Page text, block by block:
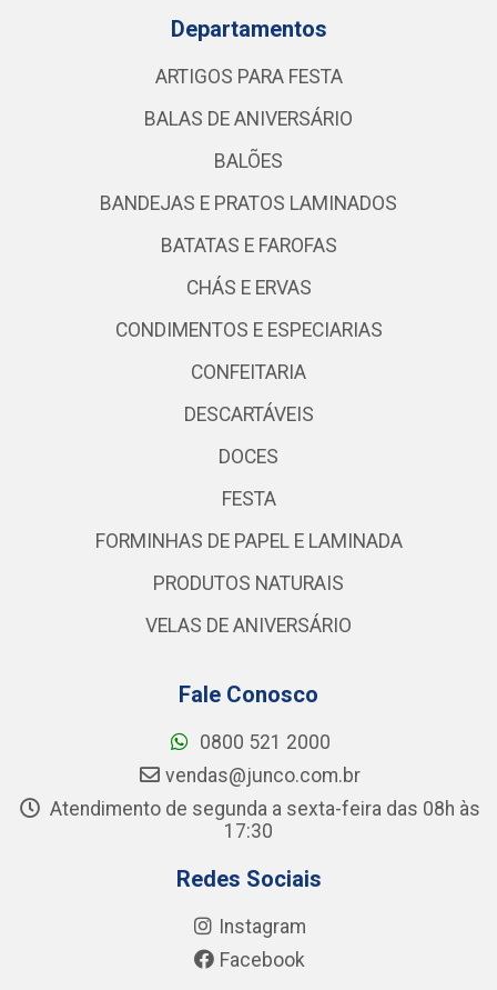
Departamentos
ARTIGOS PARA FESTA
BALAS DE ANIVERSÁRIO
BALÕES
BANDEJAS E PRATOS LAMINADOS
BATATAS E FAROFAS
CHÁS E ERVAS
CONDIMENTOS E ESPECIARIAS
CONFEITARIA
DESCARTÁVEIS
DOCES
FESTA
FORMINHAS DE PAPEL E LAMINADA
PRODUTOS NATURAIS
VELAS DE ANIVERSÁRIO
Fale Conosco
0800 521 2000
vendas@junco.com.br
Atendimento de segunda a sexta-feira das 08h às
17:30
Redes Sociais
Instagram
Facebook